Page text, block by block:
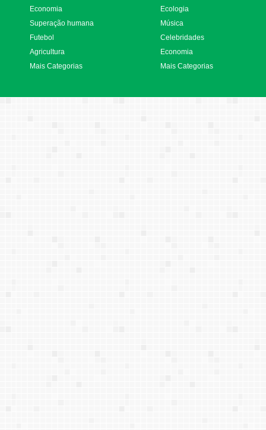
Economia
Superação humana
Futebol
Agricultura
Mais Categorias
Ecologia
Música
Celebridades
Economia
Mais Categorias